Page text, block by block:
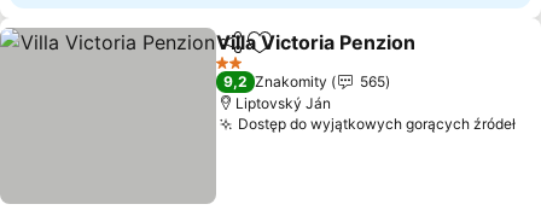
Udostępnij
Dodaj do ulubionych
Villa Victoria Penzion
2 Kategoria
9,2 Znakomity
565
Liptovský Ján
Dostęp do wyjątkowych gorących źródeł